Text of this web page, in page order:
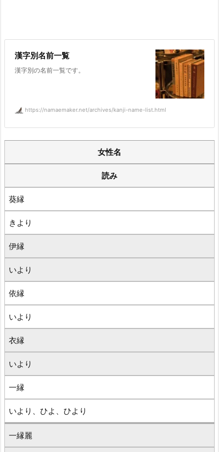
漢字別名前一覧
漢字別の名前一覧です。
https://namaemaker.net/archives/kanji-name-list.html
女性名
読み
葵縁
きより
伊縁
いより
依縁
いより
衣縁
いより
一縁
いより、ひよ、ひより
一縁麗